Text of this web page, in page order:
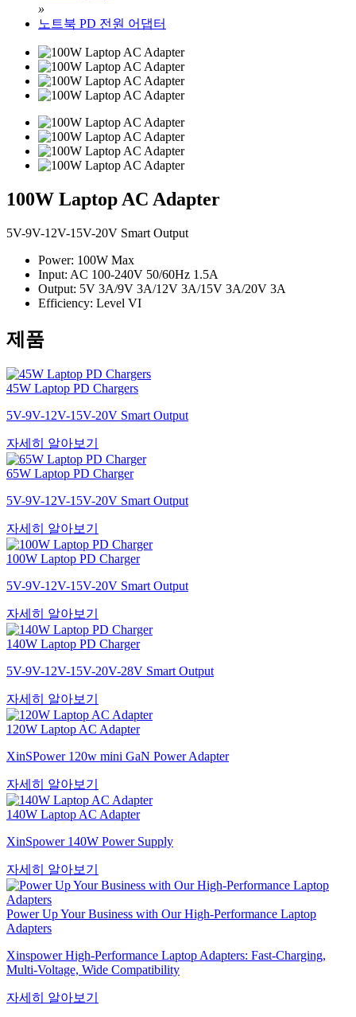
»
노트북 PD 전원 어댑터
100W Laptop AC Adapter
5V-9V-12V-15V-20V Smart Output
Power: 100W Max
Input: AC 100-240V 50/60Hz 1.5A
Output: 5V 3A/9V 3A/12V 3A/15V 3A/20V 3A
Efficiency: Level VI
제품
45W Laptop PD Chargers
5V-9V-12V-15V-20V Smart Output
자세히 알아보기
65W Laptop PD Charger
5V-9V-12V-15V-20V Smart Output
자세히 알아보기
100W Laptop PD Charger
5V-9V-12V-15V-20V Smart Output
자세히 알아보기
140W Laptop PD Charger
5V-9V-12V-15V-20V-28V Smart Output
자세히 알아보기
120W Laptop AC Adapter
XinSPower 120w mini GaN Power Adapter
자세히 알아보기
140W Laptop AC Adapter
XinSpower 140W Power Supply
자세히 알아보기
Power Up Your Business with Our High-Performance Laptop
Adapters
Xinspower High-Performance Laptop Adapters: Fast-Charging,
Multi-Voltage, Wide Compatibility
자세히 알아보기